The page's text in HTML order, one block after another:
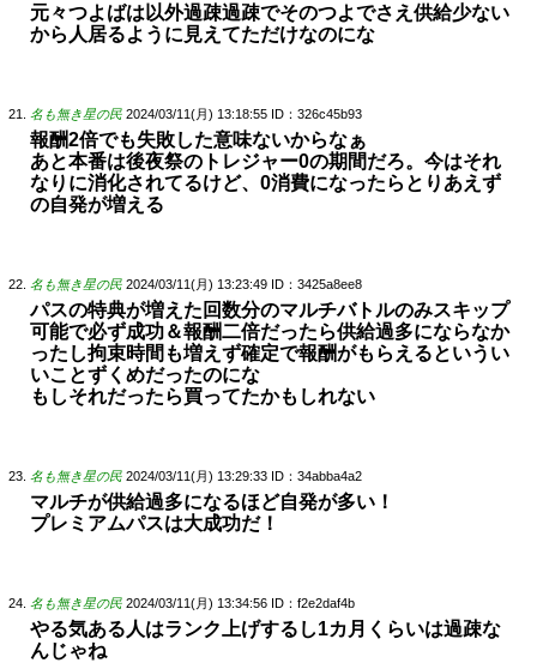
元々つよばは以外過疎過疎でそのつよでさえ供給少ない
から人居るように見えてただけなのにな
名も無き星の民 2024/03/11(月) 13:18:55 ID：326c45b93
報酬2倍でも失敗した意味ないからなぁ
あと本番は後夜祭のトレジャー0の期間だろ。今はそれ
なりに消化されてるけど、0消費になったらとりあえず
の自発が増える
名も無き星の民 2024/03/11(月) 13:23:49 ID：3425a8ee8
パスの特典が増えた回数分のマルチバトルのみスキップ
可能で必ず成功＆報酬二倍だったら供給過多にならなか
ったし拘束時間も増えず確定で報酬がもらえるというい
いことずくめだったのにな
もしそれだったら買ってたかもしれない
名も無き星の民 2024/03/11(月) 13:29:33 ID：34abba4a2
マルチが供給過多になるほど自発が多い！
プレミアムパスは大成功だ！
名も無き星の民 2024/03/11(月) 13:34:56 ID：f2e2daf4b
やる気ある人はランク上げするし1カ月くらいは過疎な
んじゃね